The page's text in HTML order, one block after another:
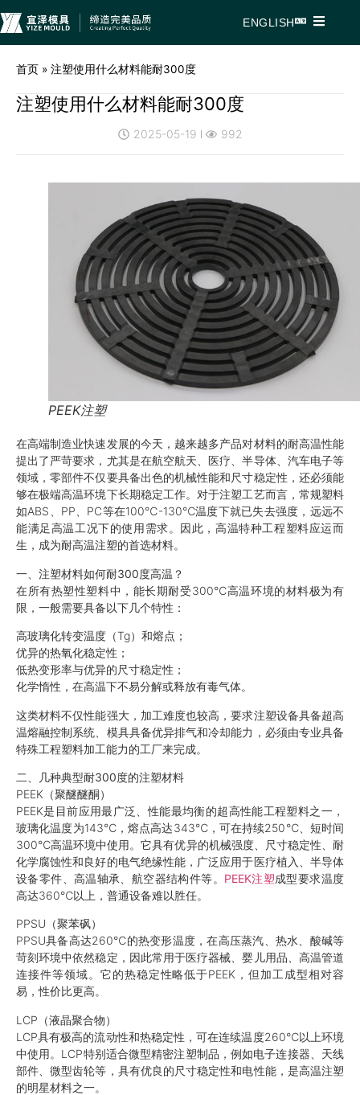
ENGLISH
首页 » 注塑使用什么材料能耐300度
注塑使用什么材料能耐300度
2025-05-19 992
PEEK注塑
在高端制造业快速发展的今天，越来越多产品对材料的耐高温性能
提出了严苛要求，尤其是在航空航天、医疗、半导体、汽车电子等
领域，零部件不仅要具备出色的机械性能和尺寸稳定性，还必须能
够在极端高温环境下长期稳定工作。对于注塑工艺而言，常规塑料
如ABS、PP、PC等在100℃-130℃温度下就已失去强度，远远不
能满足高温工况下的使用需求。因此，高温特种工程塑料应运而
生，成为耐高温注塑的首选材料。
一、注塑材料如何耐300度高温？
在所有热塑性塑料中，能长期耐受300℃高温环境的材料极为有
限，一般需要具备以下几个特性：
高玻璃化转变温度（Tg）和熔点；
优异的热氧化稳定性；
低热变形率与优异的尺寸稳定性；
化学惰性，在高温下不易分解或释放有毒气体。
这类材料不仅性能强大，加工难度也较高，要求注塑设备具备超高
温熔融控制系统、模具具备优异排气和冷却能力，必须由专业具备
特殊工程塑料加工能力的工厂来完成。
二、几种典型耐300度的注塑材料
PEEK（聚醚醚酮）
PEEK是目前应用最广泛、性能最均衡的超高性能工程塑料之一，
玻璃化温度为143℃，熔点高达343℃，可在持续250℃、短时间
300℃高温环境中使用。它具有优异的机械强度、尺寸稳定性、耐
化学腐蚀性和良好的电气绝缘性能，广泛应用于医疗植入、半导体
设备零件、高温轴承、航空器结构件等。 PEEK注塑成型要求温度
高达360℃以上，普通设备难以胜任。
PPSU（聚苯砜）
PPSU具备高达260℃的热变形温度，在高压蒸汽、热水、酸碱等
苛刻环境中依然稳定，因此常用于医疗器械、婴儿用品、高温管道
连接件等领域。它的热稳定性略低于PEEK，但加工成型相对容
易，性价比更高。
LCP（液晶聚合物）
LCP具有极高的流动性和热稳定性，可在连续温度260℃以上环境
中使用。LCP特别适合微型精密注塑制品，例如电子连接器、天线
部件、微型齿轮等，具有优良的尺寸稳定性和电性能，是高温注塑
的明星材料之一。